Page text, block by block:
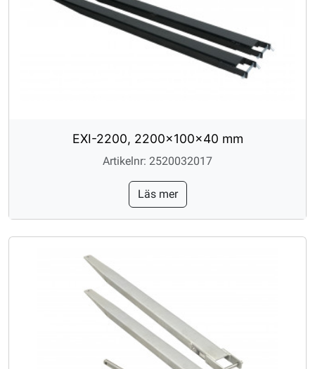
EXI-2200, 2200x100x40 mm
Artikelnr: 2520032017
Läs mer